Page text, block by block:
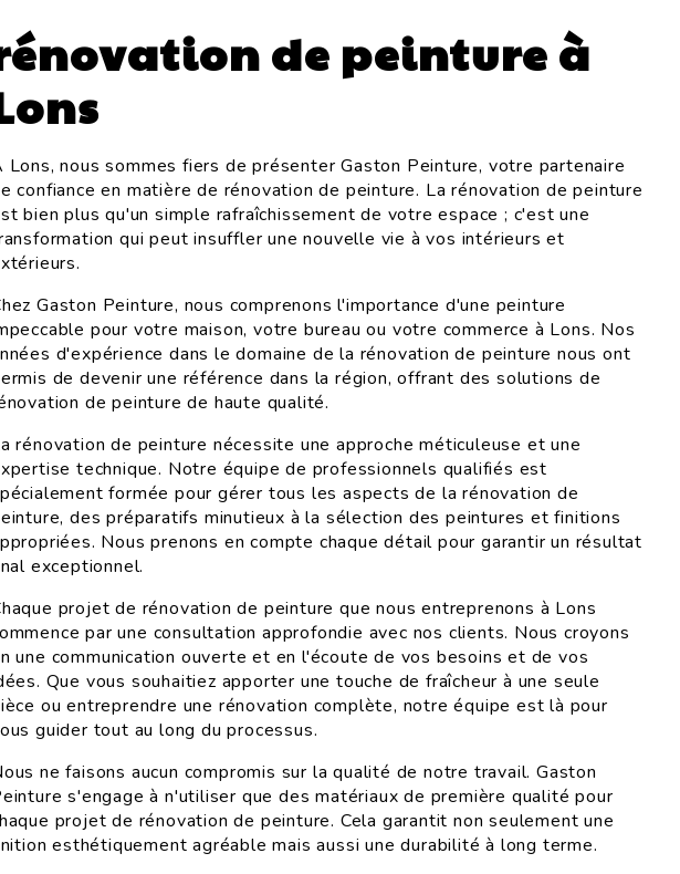
de peinture à
Lons, nous sommes fiers de présenter Gaston Peinture, votre partenaire
confiance en matière de rénovation de peinture. La rénovation de peinture
bien plus qu'un simple rafraîchissement de votre espace ; c'est une
qui peut insuffler une nouvelle vie à vos intérieurs et
Gaston Peinture, nous comprenons l'importance d'une peinture
pour votre maison, votre bureau ou votre commerce à Lons. Nos
d'expérience dans le domaine de la rénovation de peinture nous ont
de devenir une référence dans la région, offrant des solutions de
de peinture de haute qualité.
rénovation de peinture nécessite une approche méticuleuse et une
technique. Notre équipe de professionnels qualifiés est
formée pour gérer tous les aspects de la rénovation de
des préparatifs minutieux à la sélection des peintures et finitions
Nous prenons en compte chaque détail pour garantir un résultat
exceptionnel.
projet de rénovation de peinture que nous entreprenons à Lons
par une consultation approfondie avec nos clients. Nous croyons
une communication ouverte et en l'écoute de vos besoins et de vos
Que vous souhaitiez apporter une touche de fraîcheur à une seule
ou entreprendre une rénovation complète, notre équipe est là pour
guider tout au long du processus.
ne faisons aucun compromis sur la qualité de notre travail. Gaston
s'engage à n'utiliser que des matériaux de première qualité pour
projet de rénovation de peinture. Cela garantit non seulement une
esthétiquement agréable mais aussi une durabilité à long terme.